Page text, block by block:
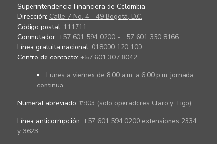
Superintendencia Financiera de Colombia
Dirección: Calle 7 No. 4 - 49 Bogotá, D.C.
Código postal: 111711
Conmutador: +57 601 594 0200 - +57 601 350 8166
Línea gratuita nacional: 018000 120 100
Centro de contacto: +57 601 307 8042
Lunes a viernes de 8:00 a.m. a 6:00 p.m. jornada
continua.
Numeral abreviado: #903 (solo operadores Claro y Tigo)
Línea anticorrupción: +57 601 594 0200 extensiones 2334
y 3623